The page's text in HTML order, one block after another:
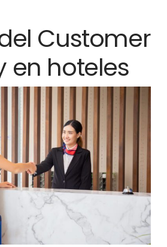
Customer
en hoteles